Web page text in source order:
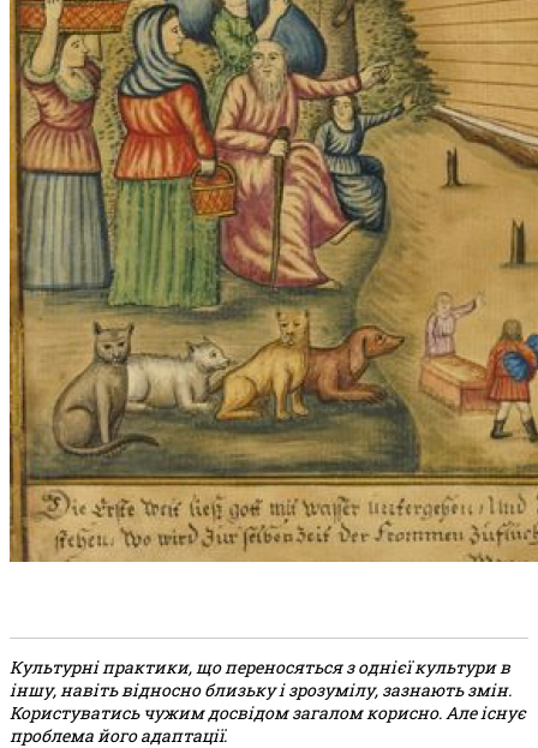
Культурні практики, що переносяться з однієї культури в
іншу, навіть відносно близьку і зрозумілу, зазнають змін.
Користуватись чужим досвідом загалом корисно. Але існує
проблема його адаптації.